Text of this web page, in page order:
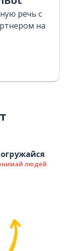
речь с
на
людей